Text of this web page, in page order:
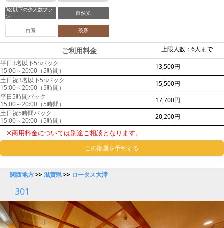
3名以下の少人数プラ
ン
自然光
白系 茶系
上限人数：6人まで
ご利用料金
平日3名以下5hパック
15:00～20:00（5時間）
13,500円
土日祝3名以下5hパック
15:00～20:00（5時間）
15,500円
平日5時間パック
15:00～20:00（5時間）
17,700円
土日祝5時間パック
15:00～20:00（5時間）
20,200円
※商用料金については別途ご相談となります。
この部屋を予約する
関西地方>>滋賀県>> ロータス大津
301